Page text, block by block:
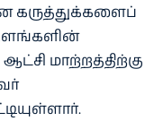
கருத்துக்களைப்
மாற்றத்திற்கு